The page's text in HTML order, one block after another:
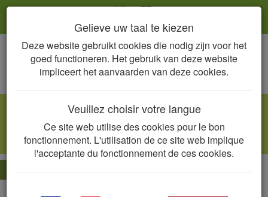
NL FR
Mastitis door Gram-negatieve bacteriën
Escherichia coli
Gelieve uw taal te kiezen
Deze website gebruikt cookies die nodig zijn voor het
goed functioneren. Het gebruik van deze website
impliceert het aanvaarden van deze cookies.
Veuillez choisir votre langue
Ce site web utilise des cookies pour le bon
fonctionnement. L'utilisation de ce site web implique
l'acceptante du fonctionnement de ces cookies.